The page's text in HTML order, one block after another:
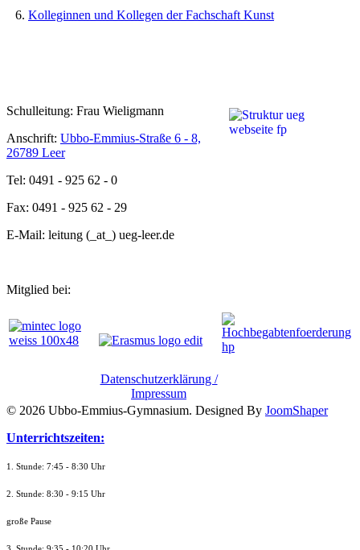
6. Kolleginnen und Kollegen der Fachschaft Kunst
Schulleitung: Frau Wieligmann
Anschrift: Ubbo-Emmius-Straße 6 - 8,
26789 Leer
Tel: 0491 - 925 62 - 0
Fax: 0491 - 925 62 - 29
E-Mail: leitung (_at_) ueg-leer.de
Mitglied bei:
Datenschutzerklärung /
Impressum
© 2026 Ubbo-Emmius-Gymnasium. Designed By JoomShaper
Unterrichtszeiten:
1. Stunde: 7:45 - 8:30 Uhr
2. Stunde: 8:30 - 9:15 Uhr
große Pause